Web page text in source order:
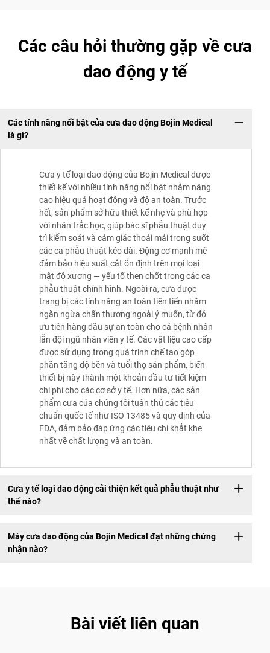
Các câu hỏi thường gặp về cưa
dao động y tế
Các tính năng nổi bật của cưa dao động Bojin Medical
là gì?
Cưa y tế loại dao động của Bojin Medical được
thiết kế với nhiều tính năng nổi bật nhằm nâng
cao hiệu quả hoạt động và độ an toàn. Trước
hết, sản phẩm sở hữu thiết kế nhẹ và phù hợp
với nhân trắc học, giúp bác sĩ phẫu thuật duy
trì kiểm soát và cảm giác thoải mái trong suốt
các ca phẫu thuật kéo dài. Động cơ mạnh mẽ
đảm bảo hiệu suất cắt ổn định trên mọi loại
mật độ xương — yếu tố then chốt trong các ca
phẫu thuật chỉnh hình. Ngoài ra, cưa được
trang bị các tính năng an toàn tiên tiến nhằm
ngăn ngừa chấn thương ngoài ý muốn, từ đó
ưu tiên hàng đầu sự an toàn cho cả bệnh nhân
lẫn đội ngũ nhân viên y tế. Các vật liệu cao cấp
được sử dụng trong quá trình chế tạo góp
phần tăng độ bền và tuổi thọ sản phẩm, biến
thiết bị này thành một khoản đầu tư tiết kiệm
chi phí cho các cơ sở y tế. Hơn nữa, các sản
phẩm cưa của chúng tôi tuân thủ các tiêu
chuẩn quốc tế như ISO 13485 và quy định của
FDA, đảm bảo đáp ứng các tiêu chí khắt khe
nhất về chất lượng và an toàn.
Cưa y tế loại dao động cải thiện kết quả phẫu thuật như
thế nào?
Máy cưa dao động của Bojin Medical đạt những chứng
nhận nào?
Bài viết liên quan